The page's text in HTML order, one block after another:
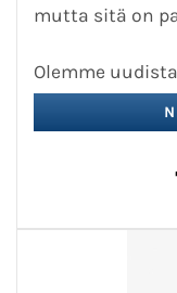
mutta sitä on
Olemme